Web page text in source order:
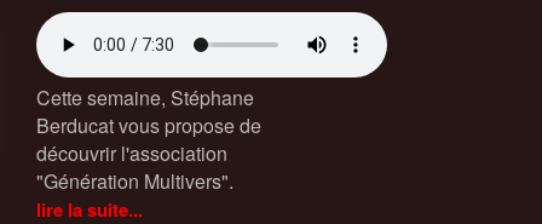
Cette semaine, Stéphane
Berducat vous propose de
découvrir l'association
"Génération Multivers".
lire la suite...